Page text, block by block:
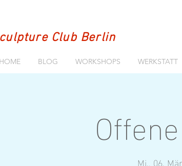
Club Berlin
HOME BLOG WORKSHOPS WERKSTATT
Mi., 06.